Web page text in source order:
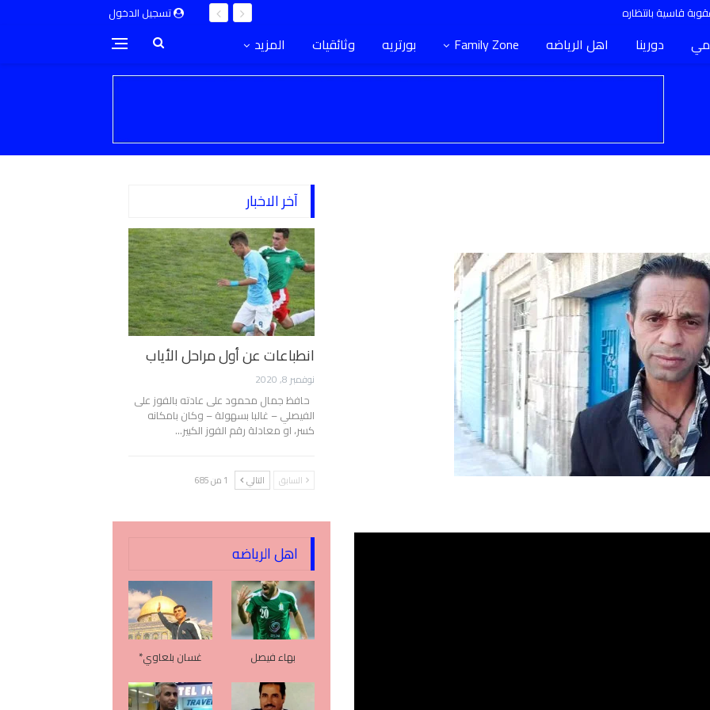
تسجيل الدخول قاسية بانتظاره
دورينا اهل الرياضه Family Zone بورتريه وثائقيات المزيد
آخر الاخبار
انطباعات عن أول مراحل الأياب
نوفمبر 8, 2020
حافظ جمال محمود على عادته بالفوز على
الفيصلي – غالبا بسهولة – وكان بامكانه
كسر، او معادلة رقم الفوز الكبير…
السابق التالي 1 من 685
اهل الرياضه
بهاء فيصل غسان بلعاوي*